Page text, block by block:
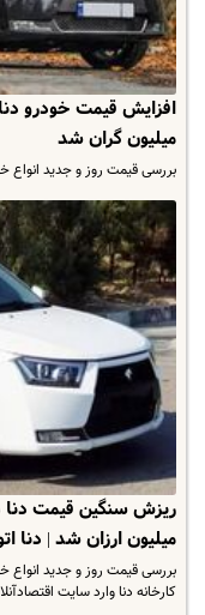
میلیون گران شد
بررسی قیمت روز و جدید انواع خودرو
میلیون ارزان شد | دنا
کارخانه دنا وارد سایت